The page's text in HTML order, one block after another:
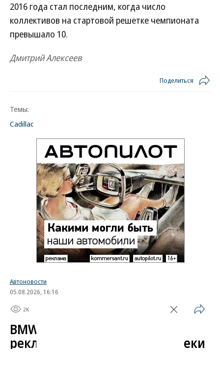
2016 года стал последним, когда число
коллективов на стартовой решетке чемпионата
превышало 10.
Дмитрий Алексеев
Поделиться
Темы:
Cadillac
Автоновости
05.08.2026, 16:16
2K
BMW начала показывать
рекламу в автомобилях вопреки